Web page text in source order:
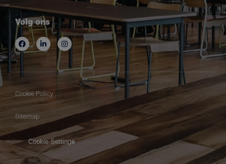
Volg ons
Cookie Policy
Sitemap
Cookie Settings